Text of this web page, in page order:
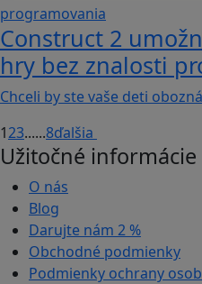
Construct 2
hry bez znalosti
Chceli by ste vaše deti
123......8ďalšia
Užitočné informácie
O nás
Blog
Darujte nám 2 %
Obchodné podmienky
Podmienky ochrany